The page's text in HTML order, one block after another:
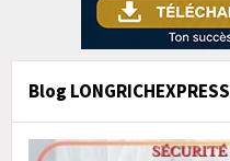
Blog LONGRICHEXPRESS